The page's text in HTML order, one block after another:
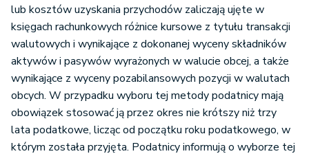
lub kosztów uzyskania przychodów zaliczają ujęte w
księgach rachunkowych różnice kursowe z tytułu transakcji
walutowych i wynikające z dokonanej wyceny składników
aktywów i pasywów wyrażonych w walucie obcej, a także
wynikające z wyceny pozabilansowych pozycji w walutach
obcych. W przypadku wyboru tej metody podatnicy mają
obowiązek stosować ją przez okres nie krótszy niż trzy
lata podatkowe, licząc od początku roku podatkowego, w
którym została przyjęta. Podatnicy informują o wyborze tej